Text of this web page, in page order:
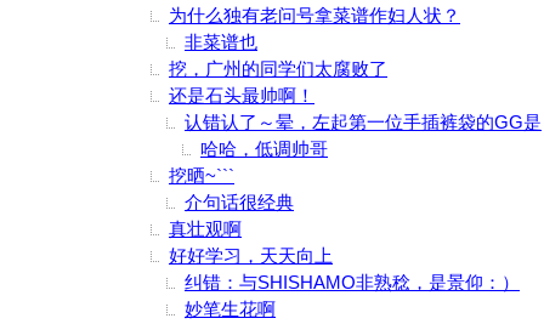
为什么独有老问号拿菜谱作妇人状？
非菜谱也
挖，广州的同学们太腐败了
还是石头最帅啊！
认错认了～晕，左起第一位手插裤袋的GG是
哈哈，低调帅哥
挖晒~```
介句话很经典
真壮观啊
好好学习，天天向上
纠错：与SHISHAMO非熟稔，是景仰：）
妙笔生花啊